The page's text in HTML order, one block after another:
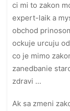
ci mi to zakon
expert-laik a
obchod
ockuje urcuju
co je mimo
zanedbanie
zdravi …
Ak sa zmeni